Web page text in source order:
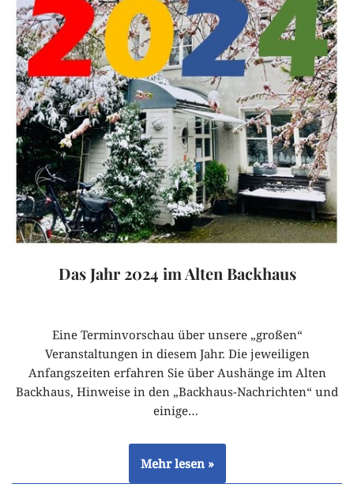
Das Jahr 2024 im Alten Backhaus
Eine Terminvorschau über unsere „großen“
Veranstaltungen in diesem Jahr. Die jeweiligen
Anfangszeiten erfahren Sie über Aushänge im Alten
Backhaus, Hinweise in den „Backhaus-Nachrichten“ und
einige…
Mehr lesen »